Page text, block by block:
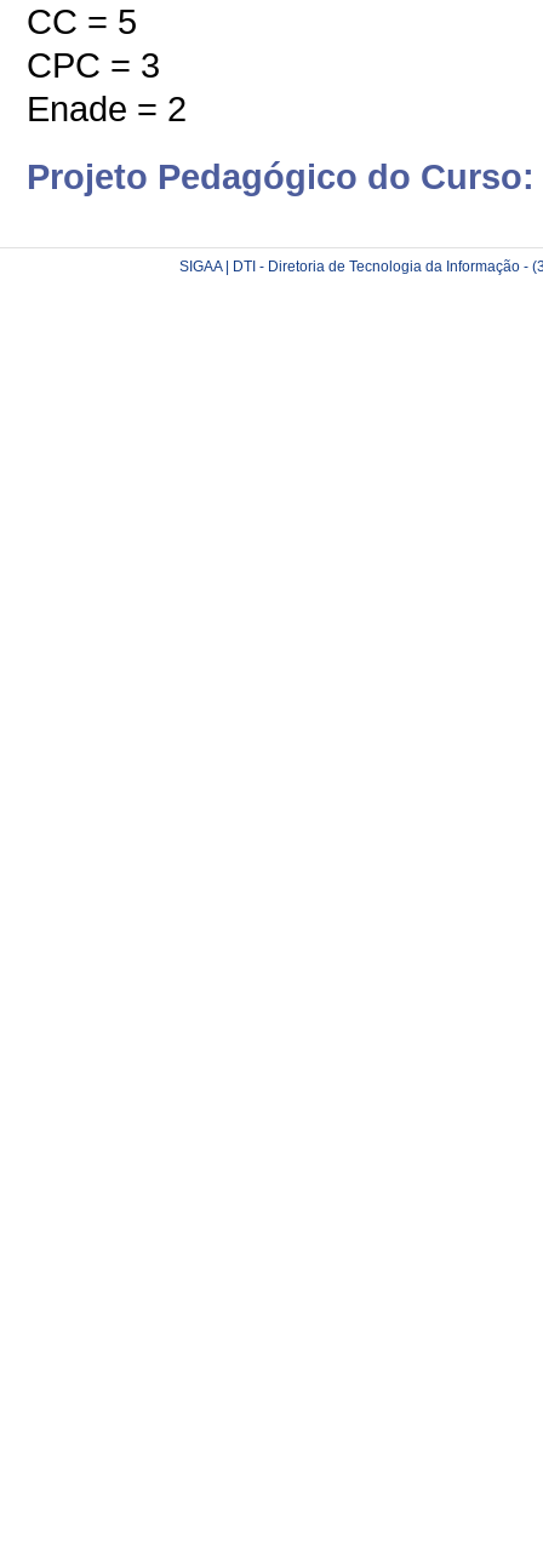
CC = 5
CPC = 3
Enade = 2
Projeto Pedagógico do Curso:
SIGAA | DTI - Diretoria de Tecnologia da Informação